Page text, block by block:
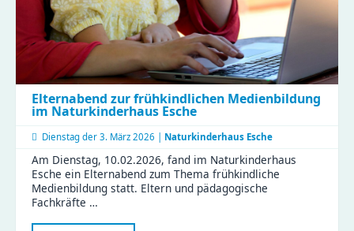
Elternabend zur frühkindlichen Medienbildung
im Naturkinderhaus Esche
Dienstag der 3. März 2026 | Naturkinderhaus Esche
Am Dienstag, 10.02.2026, fand im Naturkinderhaus
Esche ein Elternabend zum Thema frühkindliche
Medienbildung statt. Eltern und pädagogische
Fachkräfte …